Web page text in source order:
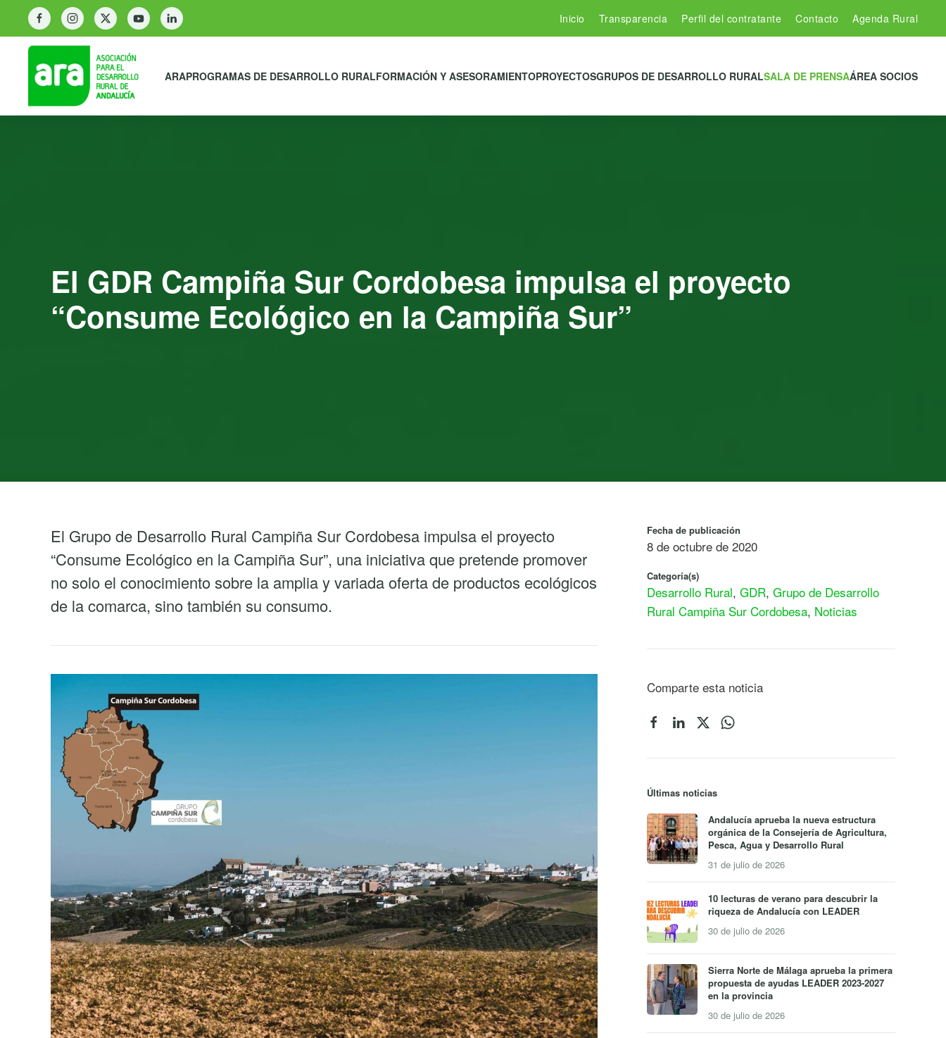
Inicio Transparencia Perfil del contratante Contacto Agenda Rural
ARAPROGRAMAS DE DESARROLLO RURALFORMACIÓN Y ASESORAMIENTOPROYECTOSGRUPOS DE DESARROLLO RURALSALA DE PRENSAÁREA SOCIOS
El GDR Campiña Sur Cordobesa impulsa el proyecto
“Consume Ecológico en la Campiña Sur”
El Grupo de Desarrollo Rural Campiña Sur Cordobesa impulsa el proyecto
“Consume Ecológico en la Campiña Sur”, una iniciativa que pretende promover
no solo el conocimiento sobre la amplia y variada oferta de productos ecológicos
de la comarca, sino también su consumo.
Fecha de publicación
8 de octubre de 2020
Categoría(s)
Desarrollo Rural, GDR, Grupo de Desarrollo
Rural Campiña Sur Cordobesa, Noticias
Comparte esta noticia
Últimas noticias
Andalucía aprueba la nueva estructura
orgánica de la Consejería de Agricultura,
Pesca, Agua y Desarrollo Rural
31 de julio de 2026
10 lecturas de verano para descubrir la
riqueza de Andalucía con LEADER
30 de julio de 2026
Sierra Norte de Málaga aprueba la primera
propuesta de ayudas LEADER 2023-2027
en la provincia
30 de julio de 2026